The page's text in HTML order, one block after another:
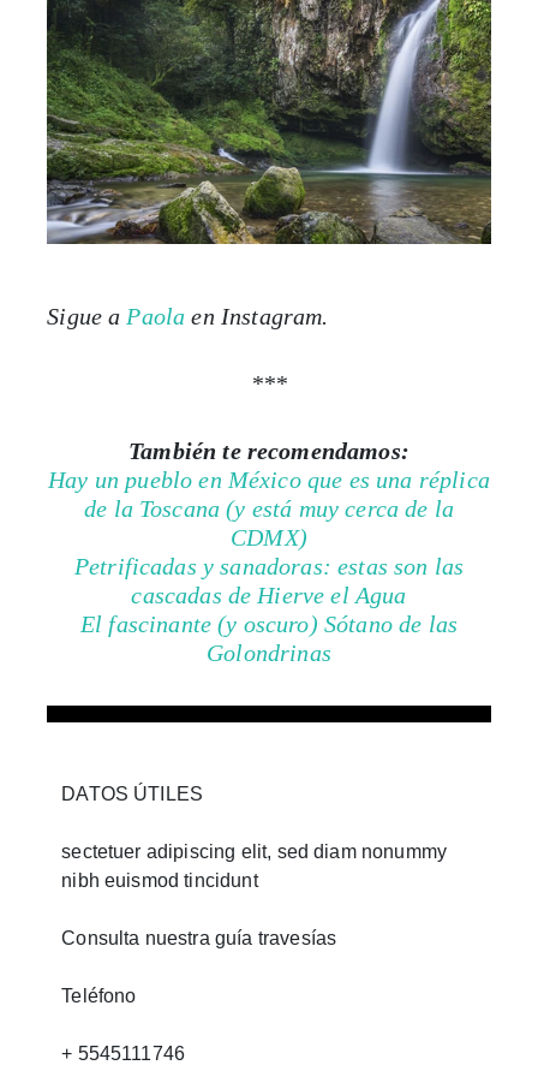
Sigue a Paola en Instagram.
***
También te recomendamos:
Hay un pueblo en México que es una réplica
de la Toscana (y está muy cerca de la
CDMX)
Petrificadas y sanadoras: estas son las
cascadas de Hierve el Agua
El fascinante (y oscuro) Sótano de las
Golondrinas
DATOS ÚTILES
sectetuer adipiscing elit, sed diam nonummy
nibh euismod tincidunt
Consulta nuestra guía travesías
Teléfono
+ 5545111746